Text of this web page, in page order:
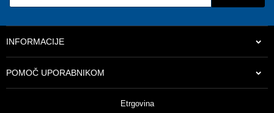
INFORMACIJE
POMOČ UPORABNIKOM
Etrgovina